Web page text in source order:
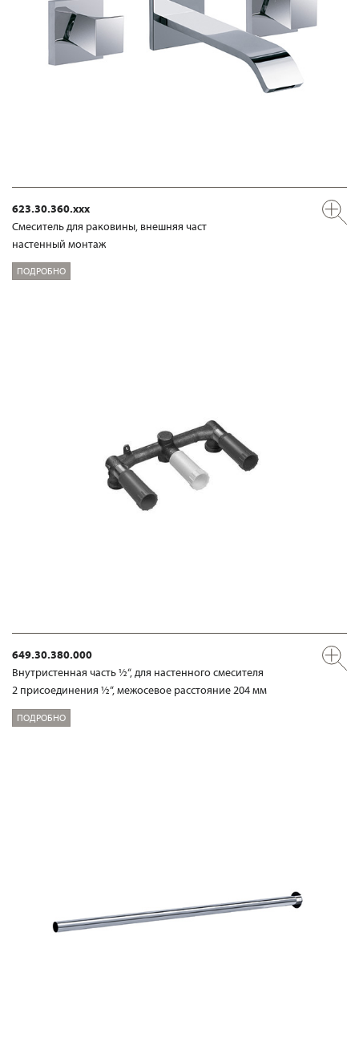
623.30.360.xxx
Смеситель для раковины, внешняя част
настенный монтаж
ПОДРОБНО
649.30.380.000
Внутристенная часть ½“, для настенного смесителя
2 присоединения ½“, межосевое расстояние 204 мм
ПОДРОБНО